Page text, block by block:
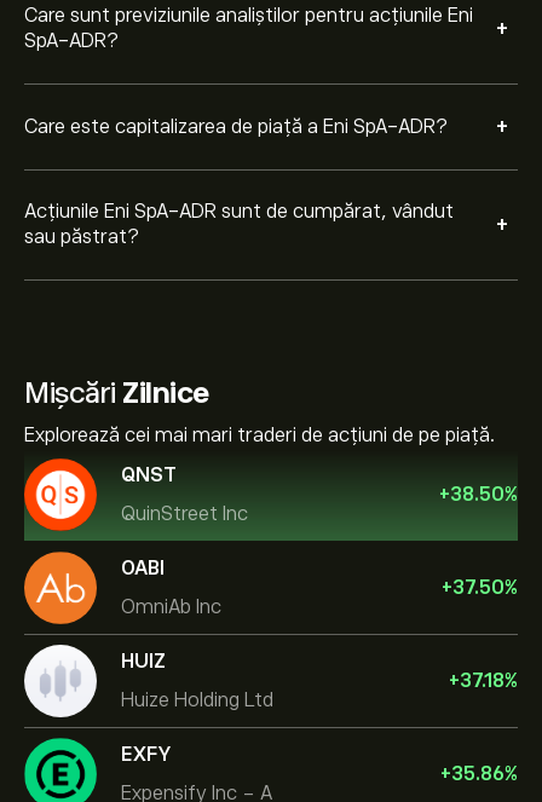
Care sunt previziunile analiștilor pentru acțiunile Eni
SpA-ADR?
+
Care este capitalizarea de piață a Eni SpA-ADR? +
Acțiunile Eni SpA-ADR sunt de cumpărat, vândut
sau păstrat?
+
Mișcări Zilnice
Explorează cei mai mari traderi de acțiuni de pe piață.
QNST
QuinStreet Inc
+38.50%
OABI
OmniAb Inc
+37.50%
HUIZ
Huize Holding Ltd
+37.18%
EXFY
Expensify Inc - A
+35.86%